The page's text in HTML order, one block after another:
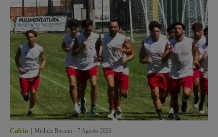
Calcio Michele Bossini 7 Agosto 2026